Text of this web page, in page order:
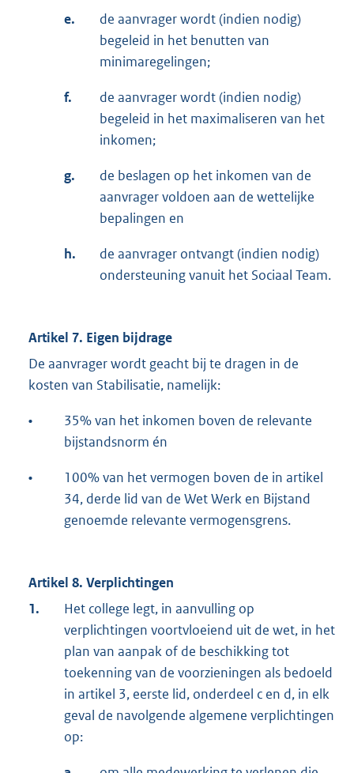
e.
de aanvrager wordt (indien nodig)
begeleid in het benutten van
minimaregelingen;
f.
de aanvrager wordt (indien nodig)
begeleid in het maximaliseren van het
inkomen;
g.
de beslagen op het inkomen van de
aanvrager voldoen aan de wettelijke
bepalingen en
h.
de aanvrager ontvangt (indien nodig)
ondersteuning vanuit het Sociaal Team.
Artikel 7. Eigen bijdrage
De aanvrager wordt geacht bij te dragen in de
kosten van Stabilisatie, namelijk:
•
35% van het inkomen boven de relevante
bijstandsnorm én
•
100% van het vermogen boven de in artikel
34, derde lid van de Wet Werk en Bijstand
genoemde relevante vermogensgrens.
Artikel 8. Verplichtingen
1.
Het college legt, in aanvulling op
verplichtingen voortvloeiend uit de wet, in het
plan van aanpak of de beschikking tot
toekenning van de voorzieningen als bedoeld
in artikel 3, eerste lid, onderdeel c en d, in elk
geval de navolgende algemene verplichtingen
op: